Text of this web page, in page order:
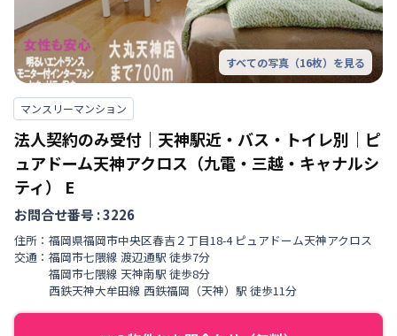
すべての写真（16枚）を見る
マンスリーマンション
法人契約のみ受付｜天神駅近・バス・トイレ別｜ピ
ュアドーム天神アクロス（九電・三越・キャナルシ
ティ）
E
お問合せ番号 :3226
住所： 福岡県福岡市中央区春吉 ２丁目18-4 ピュアドーム天神アクロス
交通： 福岡市七隈線 渡辺通駅 徒歩7分
福岡市七隈線 天神南駅 徒歩8分
西鉄天神大牟田線 西鉄福岡（天神）駅 徒歩11分